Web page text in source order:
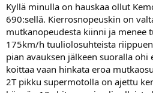
Kyllä minulla on hauskaa ollut
690:sellä. Kierrosnopeuskin on
mutkanopeudesta kiinni ja menee
175km/h tuuliolosuhteista
pian avauksen jälkeen suoralla ohi
koittaa vaan hinkata eroa
2T pikku supermotolla on ajettu